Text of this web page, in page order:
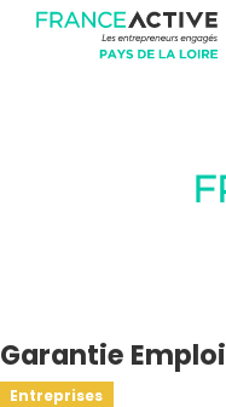
Garantie Emploi
Entreprises